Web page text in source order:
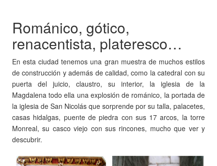
Románico, gótico,
renacentista, plateresco…
En esta ciudad tenemos una gran muestra de muchos estilos
de construcción y además de calidad, como la catedral con su
puerta del juicio, claustro, su interior, la iglesia de la
Magdalena todo ella una explosión de románico, la portada de
la iglesia de San Nicolás que sorprende por su talla, palacetes,
casas hidalgas, puente de piedra con sus 17 arcos, la torre
Monreal, su casco viejo con sus rincones, mucho que ver y
descubrir.